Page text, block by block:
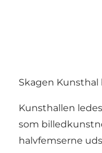
Skagen
Kunsthallen
som
halvfemserne